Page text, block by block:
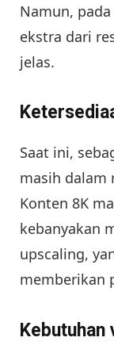
Namun,
ekstra dari
jelas.
Saat ini,
masih dalam
Konten 8K
kebanyakan
upscaling,
memberikan
Kebutuhan